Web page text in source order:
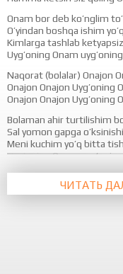
Onam bor deb ko’nglim
O’yindan boshqa ishim
Kimlarga tashlab
Uyg’oning Onam
Naqorat (bolalar) Onajon
Onajon Onajon Uyg’oning
Onajon Onajon Uyg’oning
Bolaman ahir turtilishim
Sal yomon gapga
Meni kuchim yo’q bitta
Uyg’oning Onam
Yetim degan so’zni
Yoqmadi menga og’ridi
ЧИТАТЬ